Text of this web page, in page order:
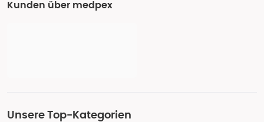
Kunden über medpex
Unsere Top-Kategorien